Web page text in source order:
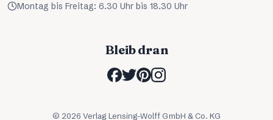
Montag bis Freitag: 6.30 Uhr bis 18.30 Uhr
Bleib dran
© 2026 Verlag Lensing-Wolff GmbH & Co. KG